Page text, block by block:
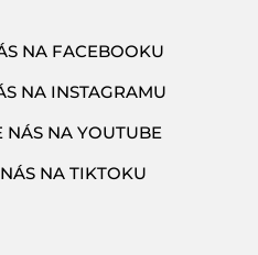
NA FACEBOOKU
NA INSTAGRAMU
NÁS NA YOUTUBE
NA TIKTOKU